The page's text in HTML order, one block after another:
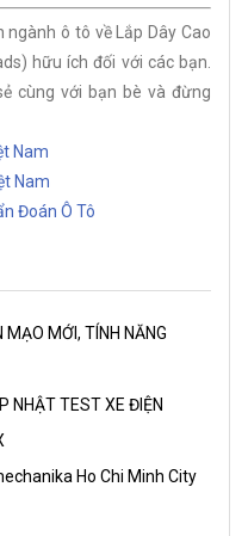
ngành ô tô về Lắp Dây Cao
hữu ích đối với các bạn.
cùng với bạn bè và đừng
Nam
Nam
Đoán Ô Tô
MỚI, TÍNH NĂNG
NHẬT TEST XE ĐIỆN
Ho Chi Minh City